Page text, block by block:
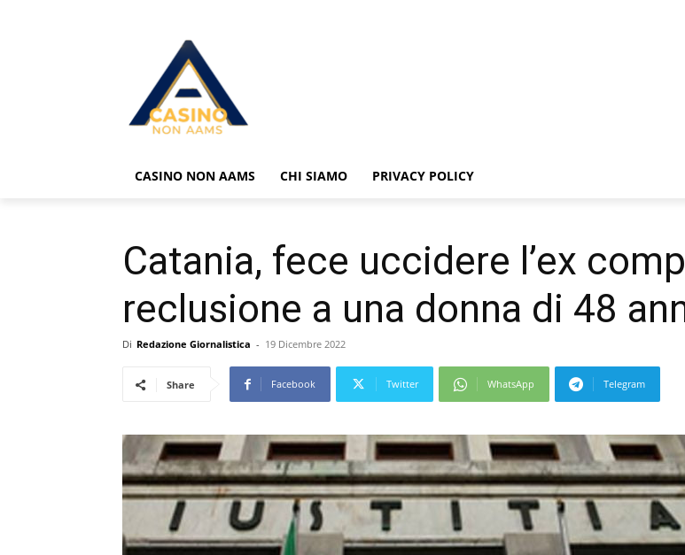
CASINO NON AAMS CHI SIAMO PRIVACY POLICY
Catania, fece uccidere l’ex
reclusione a una donna di 48
Di Redazione Giornalistica - 19 Dicembre 2022
Share Facebook Twitter WhatsApp Telegram